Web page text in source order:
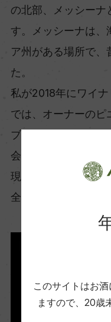
の北部、メッシーナ
す。メッシーナは、
ア州がある場所で、
た。
私が2018年にワイ
では、オーナーのピ
ブリア出身のリディ
会って恋に落ちたそ
現在は、息子さんや
全員でワイン造りを
このサイトはお
ますので、 20歳